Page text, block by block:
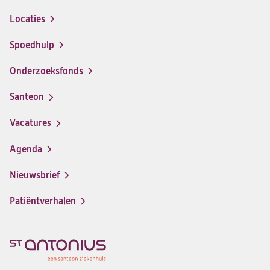
Locaties
Spoedhulp
Onderzoeksfonds
Santeon
(opent
in
nieuwe
Vacatures
(opent
in
nieuwe
Agenda
Nieuwsbrief
Patiëntverhalen